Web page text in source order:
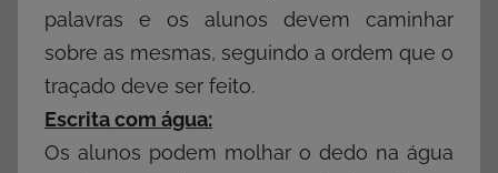
palavras e os alunos devem caminhar
sobre as mesmas, seguindo a ordem que o
traçado deve ser feito.
Escrita com água:
Os alunos podem molhar o dedo na água